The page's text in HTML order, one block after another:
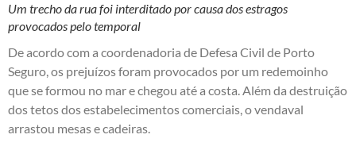
Um trecho da rua foi interditado por causa dos estragos
provocados pelo temporal
De acordo com a coordenadoria de Defesa Civil de Porto
Seguro, os prejuízos foram provocados por um redemoinho
que se formou no mar e chegou até a costa. Além da destruição
dos tetos dos estabelecimentos comerciais, o vendaval
arrastou mesas e cadeiras.